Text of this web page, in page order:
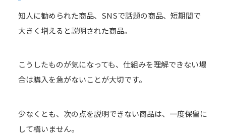
知人に勧められた商品、SNSで話題の商品、短期間で
大きく増えると説明された商品。
こうしたものが気になっても、仕組みを理解できない場
合は購入を急がないことが大切です。
少なくとも、次の点を説明できない商品は、一度保留に
して構いません。